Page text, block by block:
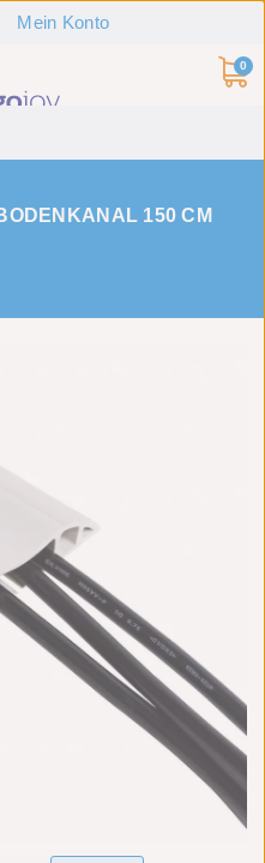
Mein Konto
0
150 CM